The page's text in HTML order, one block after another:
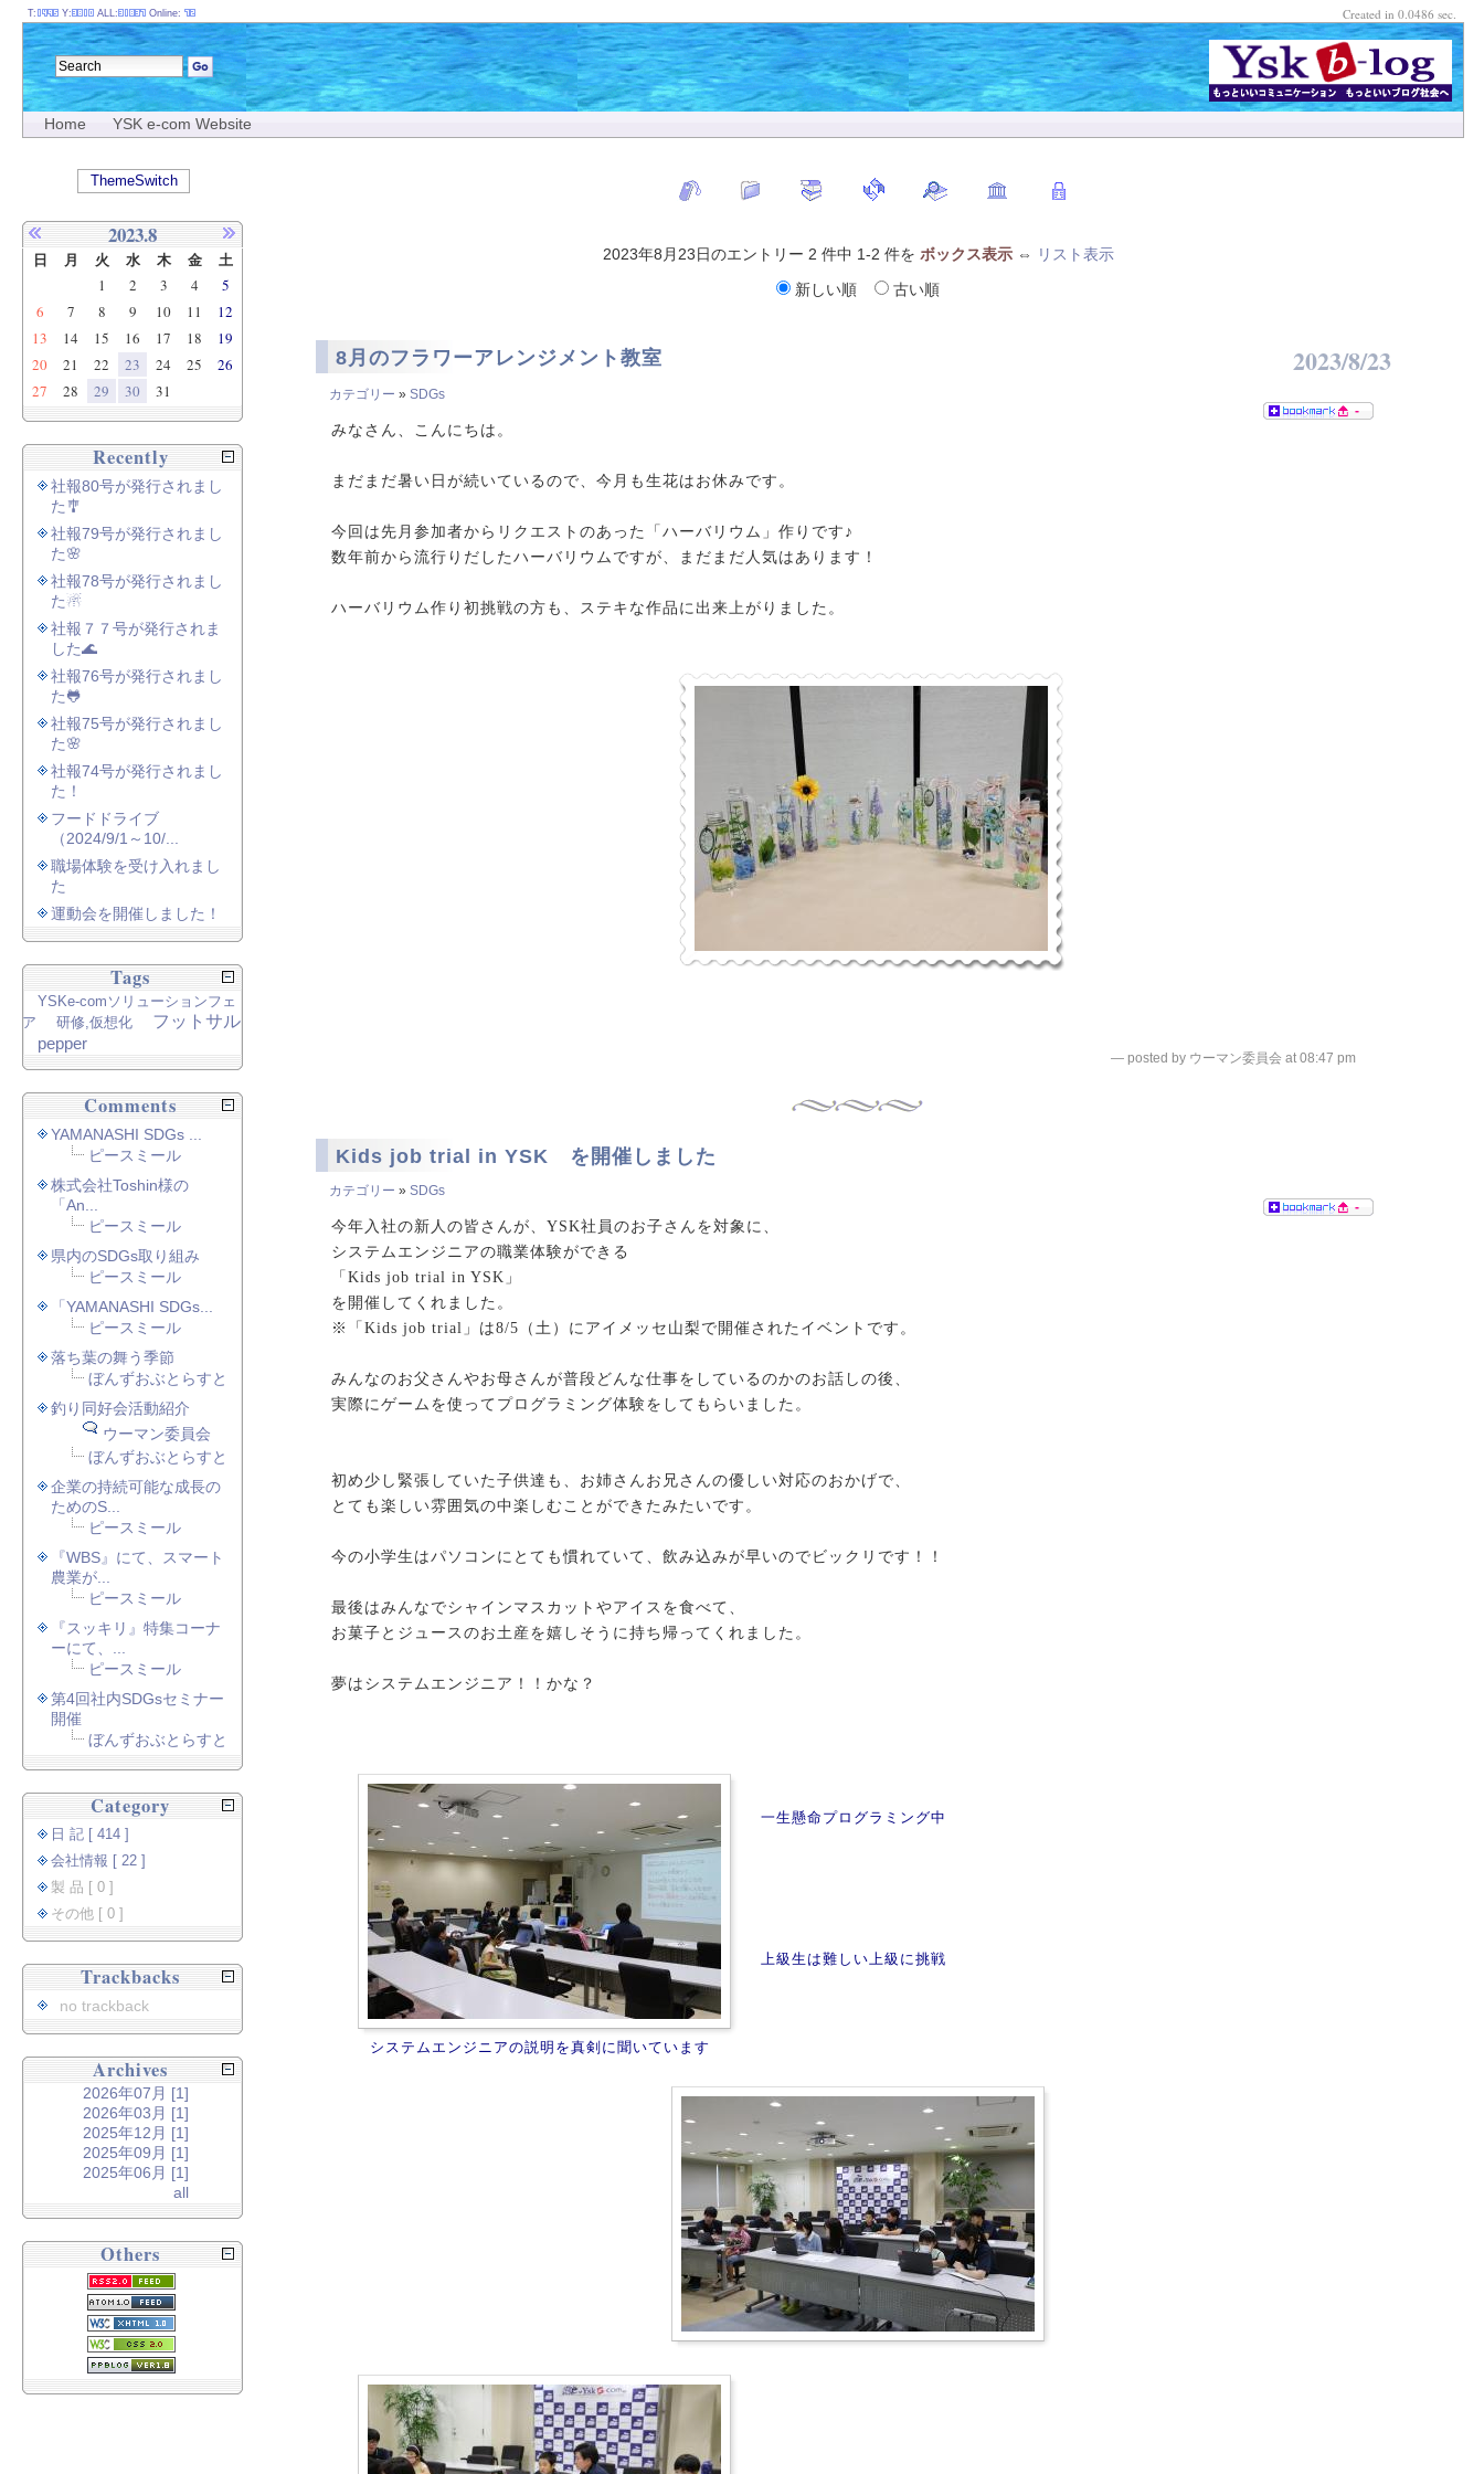
Home YSK e-com Website
2023年8月23日のエントリー 2 件中 1-2 件を ボックス表示⇔
リスト表示
新しい順
古い順
8月のフラワーアレンジメント教室 2023/8/23
カテゴリー » SDGs
-
みなさん、こんにちは。
まだまだ暑い日が続いているので、今月も生花はお休みです。
今回は先月参加者からリクエストのあった「ハーバリウム」作りです♪
数年前から流行りだしたハーバリウムですが、まだまだ人気はあります！
ハーバリウム作り初挑戦の方も、ステキな作品に出来上がりました。
— posted by ウーマン委員会 at 08:47 pm
Kids job trial in YSK を開催しました
カテゴリー » SDGs
-
今年入社の新人の皆さんが、YSK社員のお子さんを対象に、
システムエンジニアの職業体験ができる
「Kids job trial in YSK」
を開催してくれました。
※「Kids job trial」は8/5（土）にアイメッセ山梨で開催されたイベントです。
みんなのお父さんやお母さんが普段どんな仕事をしているのかのお話しの後、
実際にゲームを使ってプログラミング体験をしてもらいました。
初め少し緊張していた子供達も、お姉さんお兄さんの優しい対応のおかげで、
とても楽しい雰囲気の中楽しむことができたみたいです。
今の小学生はパソコンにとても慣れていて、飲み込みが早いのでビックリです！！
最後はみんなでシャインマスカットやアイスを食べて、
お菓子とジュースのお土産を嬉しそうに持ち帰ってくれました。
夢はシステムエンジニア！！かな？
システムエンジニアの説明を真剣に聞いています
一生懸命プログラミング中
上級生は難しい上級に挑戦
T: Y: ALL: Online:
ThemeSwitch
Created in 0.0486 sec.
2023.8
日 月 火 水 木 金 土
1 2 3 4
5
6
7 8 9 10 11
12
13
14 15 16 17 18
19
20
21 22 23 24 25
26
27
28 29 30 31
Recently
社報80号が発行されまし
た🎐
社報79号が発行されまし
た🌸
社報78号が発行されまし
た☃
社報７７号が発行されま
した🌊
社報76号が発行されまし
た🐸
社報75号が発行されまし
た🌸
社報74号が発行されまし
た！
フードドライブ
（2024/9/1～10/...
職場体験を受け入れまし
た
運動会を開催しました！
Tags
YSKe-comソリューションフェ
ア
研修,仮想化
フットサル
pepper
Comments
YAMANASHI SDGs ...
ピースミール
株式会社Toshin様の
「An...
ピースミール
県内のSDGs取り組み
ピースミール
「YAMANASHI SDGs...
ピースミール
落ち葉の舞う季節
ぼんずおぶとらすと
釣り同好会活動紹介
ウーマン委員会
ぼんずおぶとらすと
企業の持続可能な成長の
ためのS...
ピースミール
『WBS』にて、スマート
農業が...
ピースミール
『スッキリ』特集コーナ
ーにて、...
ピースミール
第4回社内SDGsセミナー
開催
ぼんずおぶとらすと
Category
日 記 [ 414 ]
会社情報 [ 22 ]
製 品 [ 0 ]
その他 [ 0 ]
Trackbacks
no trackback
Archives
2026年07月 [1]
2026年03月 [1]
2025年12月 [1]
2025年09月 [1]
2025年06月 [1]
all
Others